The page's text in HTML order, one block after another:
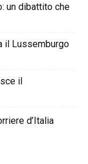
un dibattito che
il Lussemburgo
il
d’Italia